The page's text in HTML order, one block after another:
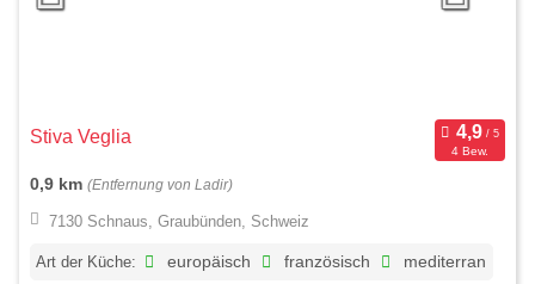
Stiva Veglia
4 Bew.
0,9 km (Entfernung von Ladir)
7130 Schnaus, Graubünden, Schweiz
Art der Küche: europäisch französisch mediterran